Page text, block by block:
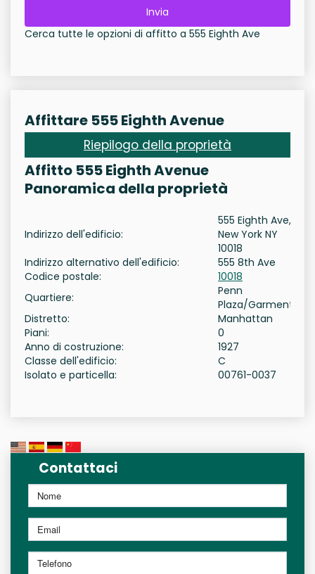
Invia
Cerca tutte le opzioni di affitto a 555 Eighth Ave
Affittare 555 Eighth Avenue
Riepilogo della proprietà
Affitto 555 Eighth Avenue
Panoramica della proprietà
Indirizzo dell'edificio:
555 Eighth Ave,
New York NY
10018
Indirizzo alternativo dell'edificio:
555 8th Ave
Codice postale:
10018
Quartiere:
Penn
Plaza/Garment
Distretto:
Manhattan
Piani:
0
Anno di costruzione:
1927
Classe dell'edificio:
C
Isolato e particella:
00761-0037
Contattaci